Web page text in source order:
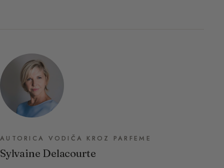
AUTORICA VODIČA KROZ PARFEME
Sylvaine Delacourte